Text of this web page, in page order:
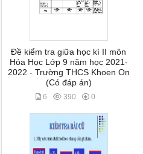
Đề kiểm tra giữa học kì II môn
Hóa Học Lớp 9 năm học 2021-
2022 - Trường THCS Khoen On
(Có đáp án)
6 390 0